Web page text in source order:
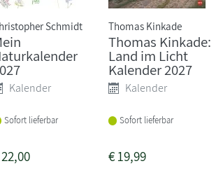
Schmidt
Kalender
Sofort lieferbar
Thomas Kinkade
Thomas Kinkade:
Land im Licht
Kalender 2027
Kalender
Sofort lieferbar
€19,99